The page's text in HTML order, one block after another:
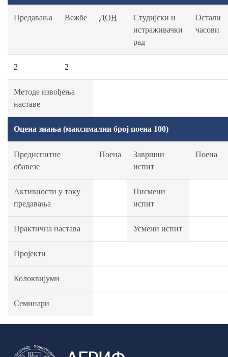
Предавања Вежбе ДОН
Студијски и
истраживачки
рад
Остали
часови
2 2
Методе извођења
наставе
Оцена знања (максимални број поена 100)
Предиспитне
обавезе
Поена
Завршни
испит
Поена
Активности у току
предавања
Писмени
испит
Практична настава Усмени испит
Пројекти
Колоквијуми
Семинари